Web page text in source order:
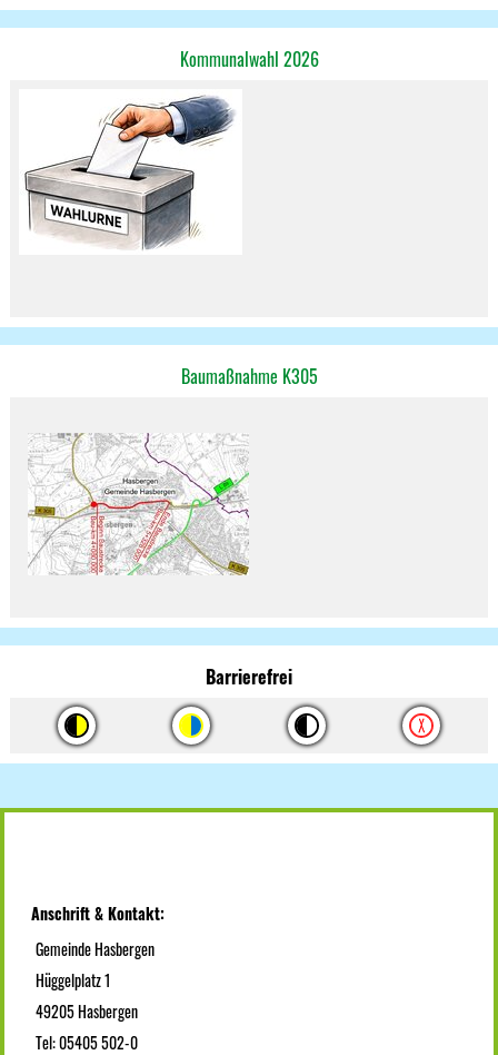
Kommunalwahl 2026
Baumaßnahme K305
Barrierefrei
Anschrift & Kontakt:
Gemeinde Hasbergen
Hüggelplatz 1
49205 Hasbergen
Tel: 05405 502-0